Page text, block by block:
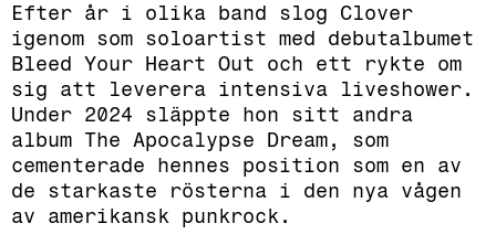
Efter år i olika band slog Clover
igenom som soloartist med debutalbumet
Bleed Your Heart Out och ett rykte om
sig att leverera intensiva liveshower.
Under 2024 släppte hon sitt andra
album The Apocalypse Dream, som
cementerade hennes position som en av
de starkaste rösterna i den nya vågen
av amerikansk punkrock.